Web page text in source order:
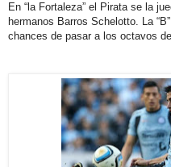
En “la Fortaleza” el Pirata se la
hermanos Barros Schelotto. La
chances de pasar a los octavos